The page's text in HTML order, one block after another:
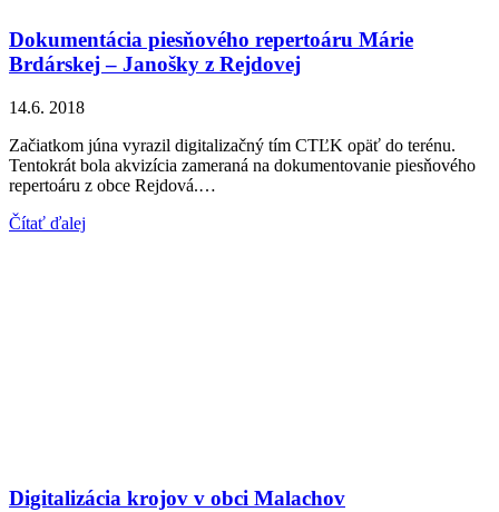
Dokumentácia piesňového repertoáru Márie
Brdárskej – Janošky z Rejdovej
14.6. 2018
Začiatkom júna vyrazil digitalizačný tím CTĽK opäť do terénu.
Tentokrát bola akvizícia zameraná na dokumentovanie piesňového
repertoáru z obce Rejdová.…
Čítať ďalej
Digitalizácia krojov v obci Malachov